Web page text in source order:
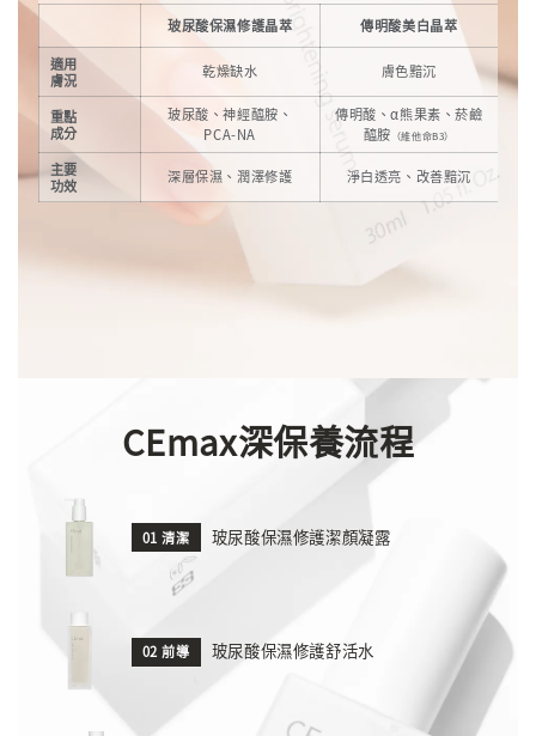
玻尿酸保濕修護晶萃
傳明酸美白晶萃
適用
膚況
乾燥缺水 膚色黯沉
重點
成分
玻尿酸、神經醯胺、
PCA-NA
傳明酸、α熊果素、菸鹼
醯胺 （維他命B3）
主要
功效
深層保濕、潤澤修護 淨白透亮、改善黯沉
CEmax深保養流程
01 清潔 玻尿酸保濕修護潔顏凝露
02 前導 玻尿酸保濕修護舒活水